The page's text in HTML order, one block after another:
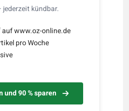
jederzeit kündbar.
www.oz-online.de
pro Woche
90 % sparen